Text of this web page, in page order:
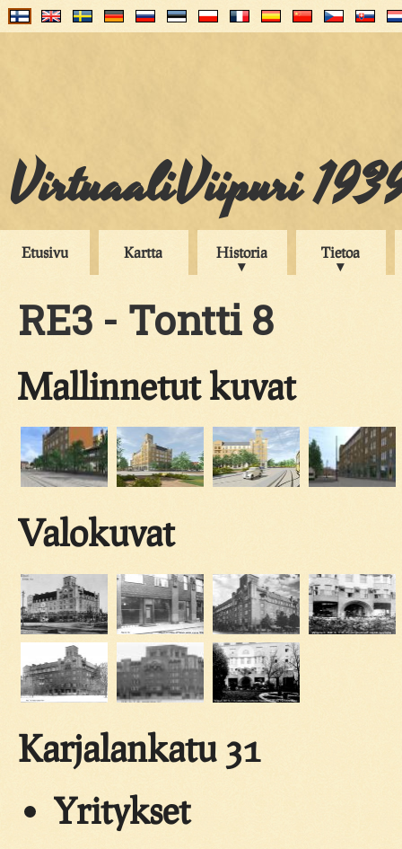
VirtuaaliViipuri
Etusivu Kartta Historia Tietoa
RE3 - Tontti 8
Mallinnetut kuvat
Valokuvat
Karjalankatu 31
Yritykset